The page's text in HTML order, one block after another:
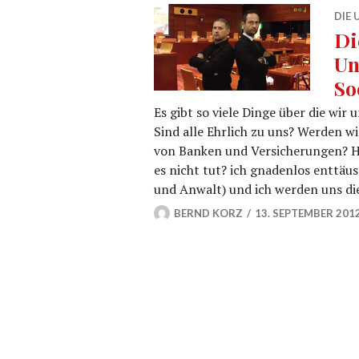
DIE
Es gibt so viele Dinge über die wir
Sind alle Ehrlich zu uns? Werden
von Banken und Versicherungen?
es nicht tut? ich gnadenlos
und Anwalt) und ich werden uns
BERND KORZ 13. SEPTEMBER